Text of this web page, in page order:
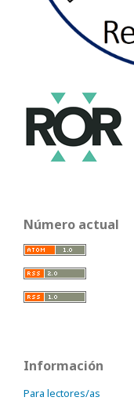
Número actual
Información
Para lectores/as